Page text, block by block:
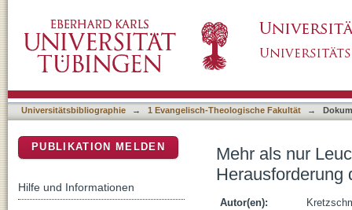
Universitätsbibliographie → 1 Evangelisch-Theologische Fakultät →
Mehr als nur
Herausforderung
Autor(en):
PUBLIKATION MELDEN
Hilfe und Informationen